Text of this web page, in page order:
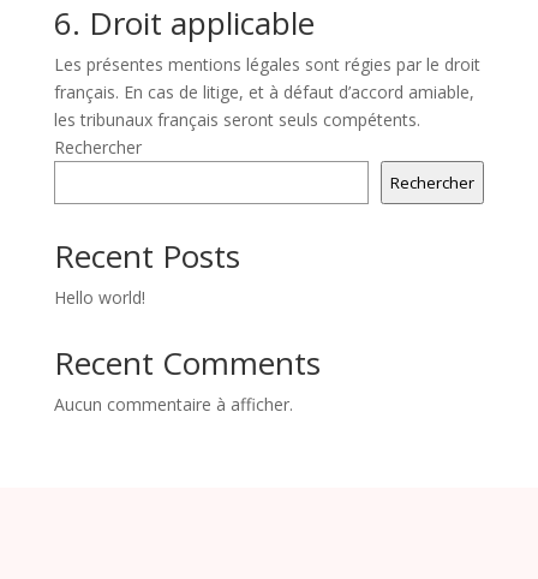
6. Droit applicable
Les présentes mentions légales sont régies par le droit
français. En cas de litige, et à défaut d’accord amiable,
les tribunaux français seront seuls compétents.
Rechercher
Rechercher
Recent Posts
Hello world!
Recent Comments
Aucun commentaire à afficher.